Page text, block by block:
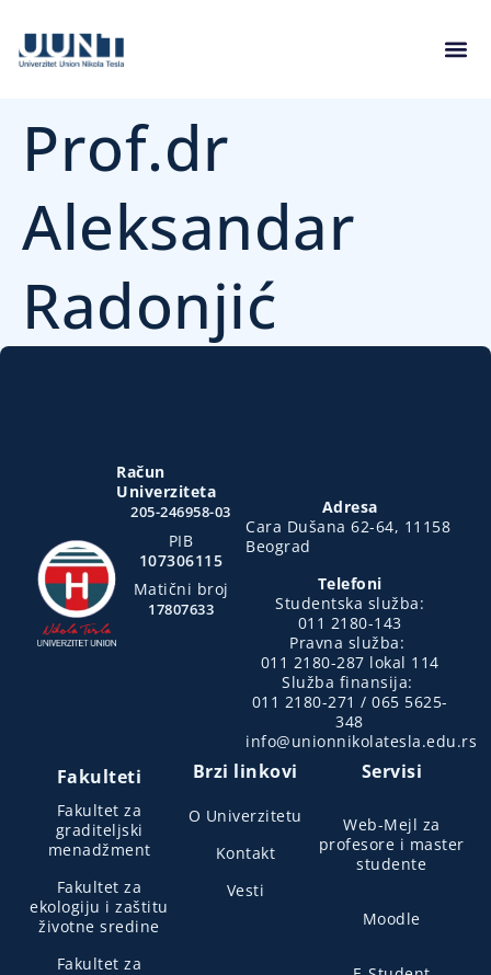
Prof.dr
Aleksandar
Radonjić
Račun
Univerziteta
205-246958-03
PIB
107306115
Matični broj
17807633
Adresa
Cara Dušana 62-64, 11158
Beograd
Telefoni
Studentska služba:
011 2180-143
Pravna služba:
011 2180-287 lokal 114
Služba finansija:
011 2180-271 / 065 5625-
348
info@unionnikolatesla.edu.rs
Fakulteti
Fakultet za
graditeljski
menadžment
Fakultet za
ekologiju i zaštitu
životne sredine
Fakultet za
Brzi linkovi
O Univerzitetu
Kontakt
Vesti
Servisi
Web-Mejl za
profesore i master
studente
Moodle